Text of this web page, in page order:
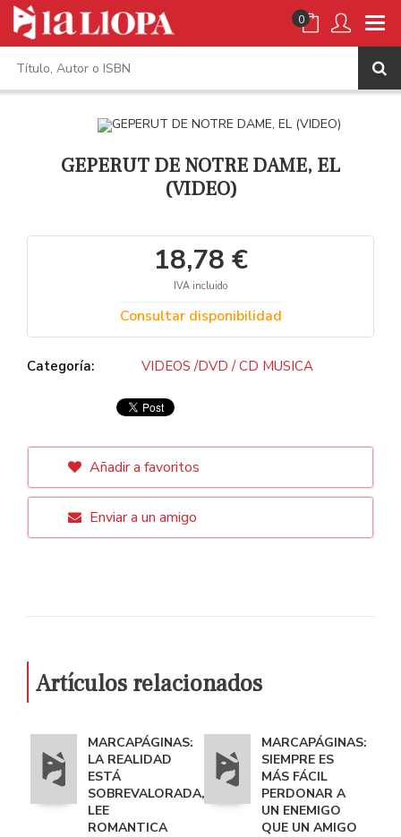
0
GEPERUT DE NOTRE DAME, EL
(VIDEO)
18,78 €
IVA incluido
Consultar disponibilidad
Categoría: VIDEOS /DVD / CD MUSICA
Añadir a favoritos
Enviar a un amigo
Artículos relacionados
MARCAPÁGINAS:
LA REALIDAD
ESTÁ
SOBREVALORADA,
LEE
ROMANTICA
MARCAPÁGINAS:
SIEMPRE ES
MÁS FÁCIL
PERDONAR A
UN ENEMIGO
QUE UN AMIGO